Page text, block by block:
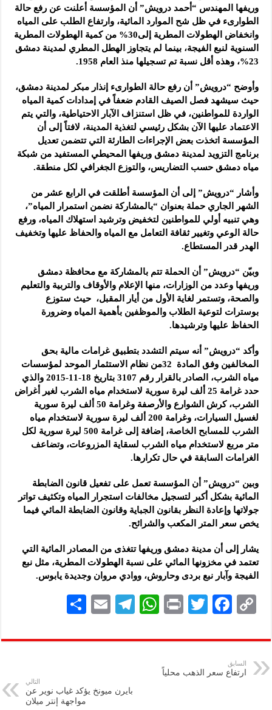
وريفها المهندس “أحمد درويش” أن المؤسسة أعلنت عن رفع حالة
الطوارىء في ظل شح الموارد المائية، وارتفاع الطلب على المياه
وانخفاض الهطولات المطرية إلى30% من كمية الهطولات المطرية
السنوية لنبع الفيجة، بينما لم يتجاوز الهطل المطري لمدينة دمشق
23%، وهذه أقل نسبة تم تسجيلها منذ العام 1958.
وأوضح “درويش” أن رفع حالة الطوارىء إنذار مبكر لمدينة دمشق،
حيث سيشهد فصل الصيف القادم ضعفاً في إمدادات كمية المياه
الواردة للمواطنين، في ظل استنزاف الآبار الاحتياطية، والتي يتم
الاعتماد عليها الآن بشكل رئيسي لتغذية المدينة، لافتاً إلى أن
المؤسسة اتخذت بعض الإجراءات الطارئة التي تتضمن تعديل
برنامج التزويد ‏لمدينة دمشق وريفها المحيطي المستفيد من شبكة
مياه دمشق حسب ‏التضاريس، والتوزع الجغرافي لكل منطقة.
وأشار “درويش” إلى أن المؤسسة أطلقت في الرابع عشر من
الشهر الجاري حملة بعنوان “بالمشاركة نضمن استمرار المياه”،
وهي تنبيه أولي للمواطنين لتخفيض وترشيد استهلاك المياه، ورفع
حالة الوعي وتغيير ثقافة التعامل مع المياه والحفاظ عليها وتخفيف
الهدر قدر المستطاع.
وبيّن “درويش” أن الحملة تتم بالمشاركة مع محافظة دمشق
وريفها وعدد من الوزارات، منها الإعلام والأوقاف والتربية والتعليم
والصحة، وتستمر لغاية الأول من أيار المقبل، حيث ستوزع
بوسترات لتوعية الطلاب والموظفين بأهمية المياه وضرورة
الحفاظ عليها وترشيدها.
وأكد “درويش” أنه سيتم التشدد بتطبيق غرامات مالية بحق
المخالفين وفق المادة 32من نظام الاستثمار الموحد لمؤسسات
مياه الشرب، الصادر بالقرار رقم 3107 بتاريخ 18-11-2015 والذي
حدد غرامة 25 ألف ليرة سورية لاستخدام مياه الشرب لغير أغراض
الشرب، كرش الشوارع والأرصفة وغرامة 50 ألف ليرة سورية
لغسيل السيارات، وغرامة 200 ألف ليرة سورية لاستخدام مياه
الشرب للمسابح الخاصة، إضافة إلى غرامة 500 ليرة سورية لكل
متر مربع لاستخدام مياه الشرب لسقاية المزروعات، وتضاعف
الغرامات السابقة في حال تكرارها.
وبين “درويش” أن المؤسسة تعمل على تفعيل قانون الضابطة
المائية بشكل أكبر لتسجيل مخالفات استجرار المياه وتكثيف تواتر
جولاتها وإعادة النظر بقانون الجباية وقانون الضابطة المائي فيما
يخص سعر المتر المكعب والشرائح.
يشار إلى أن مدينة دمشق وريفها تتغذى من المصادر المائية التي
تعتمد في مخزونها المائي على نسبة الهطولات المطرية، مثل نبع
الفيجة وآبار نبع بردى وحاروش، ووادي مروان وجديدة يابوس.
C
p
y
Li
F
eb
k
T
tt
P
nt
W
at
A
p
Te
gr
E
ai
ar
السابق
ارتفاع سعر الذهب محلياً
التالي
بايرن ميونخ يؤكد غياب نوير عن
مواجهة إنتر ميلان